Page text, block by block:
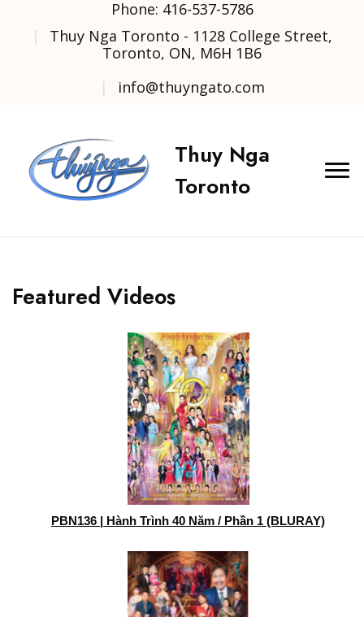
Phone: 416-537-5786
Thuy Nga Toronto - 1128 College Street,
Toronto, ON, M6H 1B6
info@thuyngato.com
Thuy Nga
Toronto
Featured Videos
PBN136 | Hành Trình 40 Năm / Phần 1 (BLURAY)